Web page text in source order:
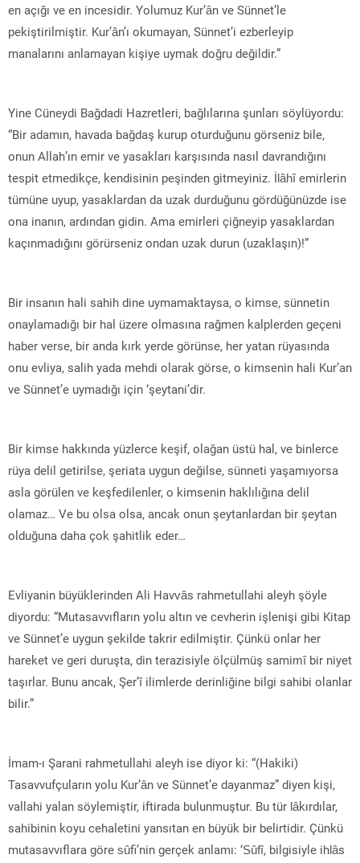
en açığı ve en incesidir. Yolumuz Kur’ân ve Sünnet’le
pekiştirilmiştir. Kur’ân’ı okumayan, Sünnet’i ezberleyip
manalarını anlamayan kişiye uymak doğru değildir.”
Yine Cüneydi Bağdadi Hazretleri, bağlılarına şunları söylüyordu:
“Bir adamın, havada bağdaş kurup oturduğunu görseniz bile,
onun Allah’ın emir ve yasakları karşısında nasıl davrandığını
tespit etmedikçe, kendisinin peşinden gitmeyiniz. İlâhî emirlerin
tümüne uyup, yasaklardan da uzak durduğunu gördüğünüzde ise
ona inanın, ardından gidin. Ama emirleri çiğneyip yasaklardan
kaçınmadığını görürseniz ondan uzak durun (uzaklaşın)!”
Bir insanın hali sahih dine uymamaktaysa, o kimse, sünnetin
onaylamadığı bir hal üzere olmasına rağmen kalplerden geçeni
haber verse, bir anda kırk yerde görünse, her yatan rüyasında
onu evliya, salih yada mehdi olarak görse, o kimsenin hali Kur’an
ve Sünnet’e uymadığı için ‘şeytani’dir.
Bir kimse hakkında yüzlerce keşif, olağan üstü hal, ve binlerce
rüya delil getirilse, şeriata uygun değilse, sünneti yaşamıyorsa
asla görülen ve keşfedilenler, o kimsenin haklılığına delil
olamaz… Ve bu olsa olsa, ancak onun şeytanlardan bir şeytan
olduğuna daha çok şahitlik eder…
Evliyanin büyüklerinden Ali Havvâs rahmetullahi aleyh şöyle
diyordu: “Mutasavvıfların yolu altın ve cevherin işlenişi gibi Kitap
ve Sünnet’e uygun şekilde takrir edilmiştir. Çünkü onlar her
hareket ve geri duruşta, din terazisiyle ölçülmüş samimî bir niyet
taşırlar. Bunu ancak, Şer’î ilimlerde derinliğine bilgi sahibi olanlar
bilir.”
İmam-ı Şarani rahmetullahi aleyh ise diyor ki: “(Hakiki)
Tasavvufçuların yolu Kur’ân ve Sünnet’e dayanmaz” diyen kişi,
vallahi yalan söylemiştir, iftirada bulunmuştur. Bu tür lâkırdılar,
sahibinin koyu cehaletini yansıtan en büyük bir belirtidir. Çünkü
mutasavvıflara göre sûfi’nin gerçek anlamı: ‘Sûfî, bilgisiyle ihlâs